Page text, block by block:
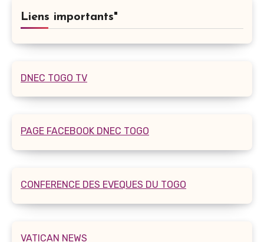
Liens importants"
DNEC TOGO TV
PAGE FACEBOOK DNEC TOGO
CONFERENCE DES EVEQUES DU TOGO
VATICAN NEWS